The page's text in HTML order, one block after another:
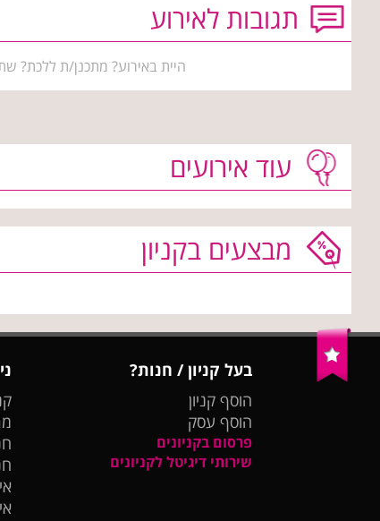
תגובות לאירוע
היית באירוע? מתכנן/ת ללכת?
עוד אירועים
מבצעים בקניון
בעל קניון / חנות?
הוסף קניון
הוסף עסק
פרסום בקניונים
שירותי דיגיטל לקניונים